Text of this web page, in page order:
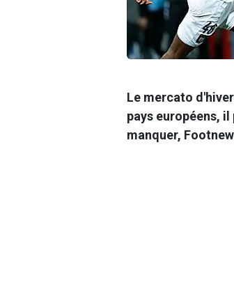
Le mercato
pays européens,
manquer,